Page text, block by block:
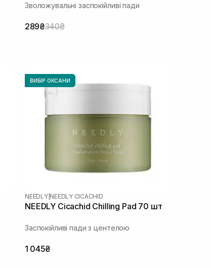
Зволожувальні заспокійливі пади
289₴340₴
ВИБІР ОКСАНИ
NEEDLY| NEEDLY CICACHID
NEEDLY Cicachid Chilling Pad 70 шт
Заспокійливі пади з центелою
1 045₴